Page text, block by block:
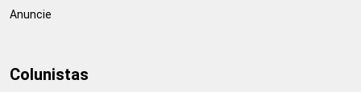
Anuncie
Colunistas